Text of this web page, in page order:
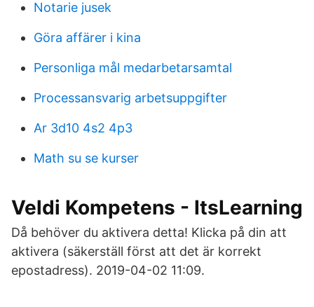
Notarie jusek
Göra affärer i kina
Personliga mål medarbetarsamtal
Processansvarig arbetsuppgifter
Ar 3d10 4s2 4p3
Math su se kurser
Veldi Kompetens - ItsLearning
Då behöver du aktivera detta! Klicka på din att
aktivera (säkerställ först att det är korrekt
epostadress). 2019-04-02 11:09.